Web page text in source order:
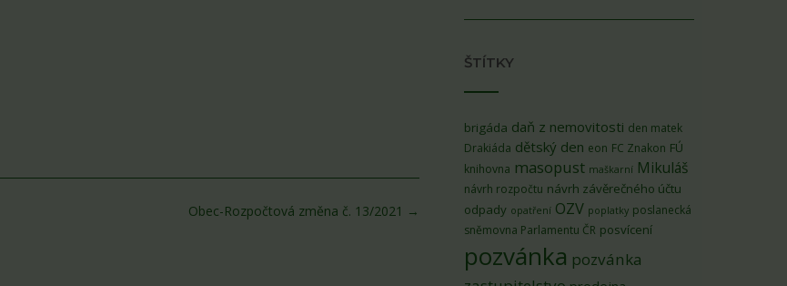
Obec-Rozpočtová změna č. 13/2021 →
ŠTÍTKY
brigáda daň z nemovitosti den matek
Drakiáda dětský den eon FC Znakon FÚ
knihovna masopust maškarní Mikuláš
návrh rozpočtu návrh závěrečného účtu
odpady opatření OZV poplatky poslanecká
sněmovna Parlamentu ČR posvícení
pozvánka pozvánka